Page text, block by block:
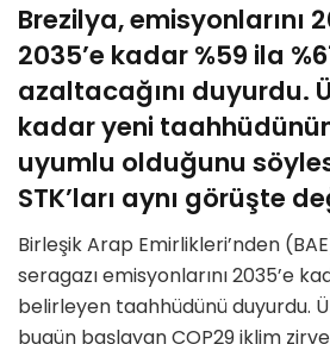
Brezilya, emisyonlarını
2035’e kadar %59 ila
azaltacağını duyurdu.
kadar yeni
uyumlu olduğunu
STK’ları aynı görüşte
Birleşik Arap Emirlikleri’nden
seragazı emisyonlarını 2035’e
belirleyen taahhüdünü duyurdu.
bugün başlayan COP29 iklim